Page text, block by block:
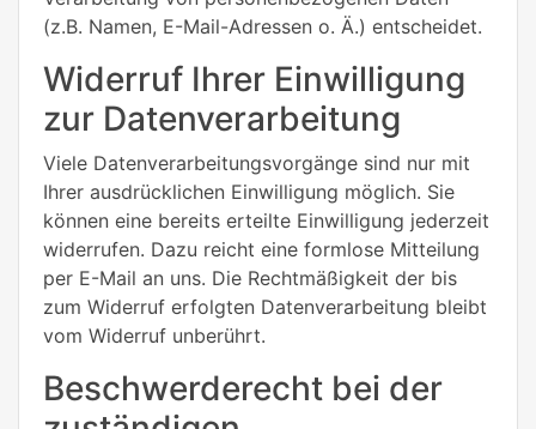
(z.B. Namen, E-Mail-Adressen o. Ä.) entscheidet.
Widerruf Ihrer Einwilligung
zur Datenverarbeitung
Viele Datenverarbeitungsvorgänge sind nur mit
Ihrer ausdrücklichen Einwilligung möglich. Sie
können eine bereits erteilte Einwilligung jederzeit
widerrufen. Dazu reicht eine formlose Mitteilung
per E-Mail an uns. Die Rechtmäßigkeit der bis
zum Widerruf erfolgten Datenverarbeitung bleibt
vom Widerruf unberührt.
Beschwerderecht bei der